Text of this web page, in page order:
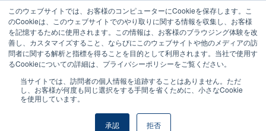
このウェブサイトでは、お客様のコンピューターにCookieを保存します。こ
のCookieは、このウェブサイトでのやり取りに関する情報を収集し、お客様
を記憶するために使用されます。この情報は、お客様のブラウジング体験を改
善し、カスタマイズすること、ならびにこのウェブサイトや他のメディアの訪
問者に関する解析と指標を得ることを目的として利用されます。当社で使用す
るCookieについての詳細は、プライバシーポリシーをご覧ください。
当サイトでは、訪問者の個人情報を追跡することはありません。ただ
し、お客様が何度も同じ選択をする手間を省くために、小さなCookie
を使用しています。
承認 拒否
2024年1月6日 更新 0 279 view
X（旧Twitter）広告について知
りたい【山口ユウジのそこが知
りたいシリーズ・入門編】